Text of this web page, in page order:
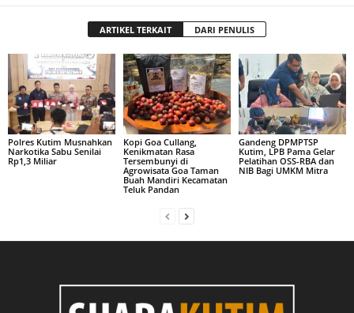
ARTIKEL TERKAIT DARI PENULIS
Polres Kutim Musnahkan
Narkotika Sabu Senilai
Rp1,3 Miliar
Kopi Goa Cullang,
Kenikmatan Rasa
Tersembunyi di
Agrowisata Goa Taman
Buah Mandiri Kecamatan
Teluk Pandan
Gandeng DPMPTSP
Kutim, LPB Pama Gelar
Pelatihan OSS-RBA dan
NIB Bagi UMKM Mitra